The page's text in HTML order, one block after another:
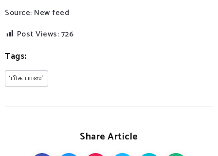
Source: New feed
Post Views:726
Tags:
‘பிக் பாஸ்’
Share Article